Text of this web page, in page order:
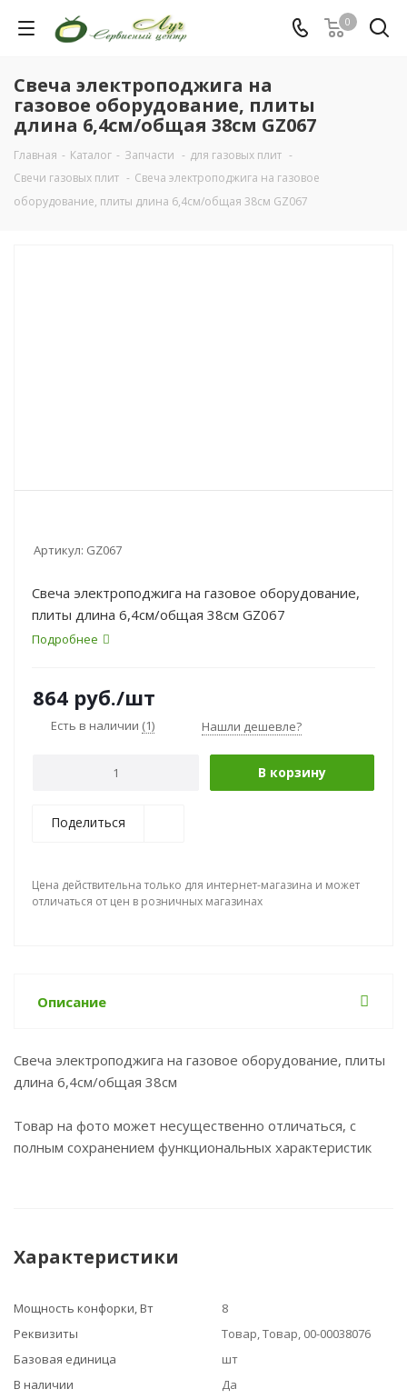
0
Свеча электроподжига на
газовое оборудование, плиты
длина 6,4см/общая 38см GZ067
Главная - Каталог - Запчасти - для газовых плит -
Свечи газовых плит - Свеча электроподжига на газовое
оборудование, плиты длина 6,4см/общая 38см GZ067
Артикул: GZ067
Свеча электроподжига на газовое оборудование,
плиты длина 6,4см/общая 38см GZ067
Подробнее
864 руб./шт
Есть в наличии (1) Нашли дешевле?
В корзину
Поделиться
Цена действительна только для интернет-магазина и может
отличаться от цен в розничных магазинах
Описание
Свеча электроподжига на газовое оборудование, плиты
длина 6,4см/общая 38см
Товар на фото может несущественно отличаться, с
полным сохранением функциональных характеристик
Характеристики
Мощность конфорки, Вт
8
Реквизиты
Товар, Товар, 00-00038076
Базовая единица
шт
В наличии
Да